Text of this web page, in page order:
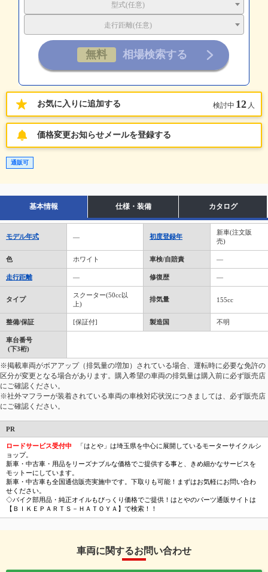
型式(任意)
走行距離(任意)
お気に入りに追加する 検討中 12 人
価格変更お知らせメールを登録する
通販可
基本情報 仕様・装備 カタログ
モデル年式 ― 初度登録年
新車(注文販
売)
色 ホワイト 車検/自賠責 ―
走行距離 ― 修復歴 ―
タイプ
スクーター(50cc以
上)
排気量 155cc
整備/保証 [保証付] 製造国 不明
車台番号
(下3桁)
※掲載車両がボアアップ（排気量の増加）されている場合、運転時に必要な免許の
区分が変更となる場合があります。購入希望の車両の排気量は購入前に必ず販売店
にご確認ください。
※社外マフラーが装着されている車両の車検対応状況につきましては、必ず販売店
にご確認ください。
PR
ロードサービス受付中
「はとや」は埼玉県を中心に展開しているモーターサイクルシ
ョップ。
新車・中古車・用品をリーズナブルな価格でご提供する事と、きめ細かなサービスを
モットーにしています。
新車・中古車も全国通信販売実施中です。下取りも可能！まずはお気軽にお問い合わ
せください。
◇バイク部用品・純正オイルもびっくり価格でご提供！はとやのパーツ通販サイトは
【ＢＩＫＥＰＡＲＴＳ－ＨＡＴＯＹＡ】で検索！！
車両に関するお問い合わせ